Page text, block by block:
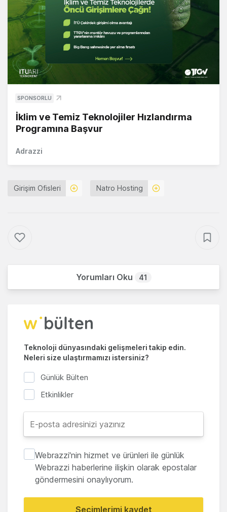
SPONSORLU
İklim ve Temiz Teknolojiler Hızlandırma
Programına Başvur
Adrazzi
Girişim Ofisleri Natro Hosting
Yorumları Oku 41
Teknoloji dünyasındaki gelişmeleri takip edin.
Neleri size ulaştırmamızı istersiniz?
Günlük Bülten
Etkinlikler
Webrazzi'nin hizmet ve ürünleri ile günlük
Webrazzi haberlerine ilişkin olarak epostalar
göndermesini onaylıyorum.
Seçimlerimi kaydet